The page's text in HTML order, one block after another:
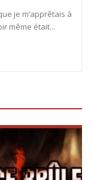
je m’apprêtais à
même était...